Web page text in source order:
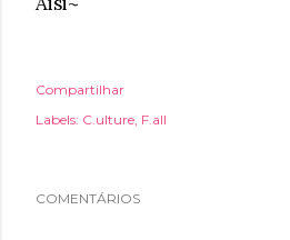
Compartilhar
Labels: C.ulture F.all
COMENTÁRIOS